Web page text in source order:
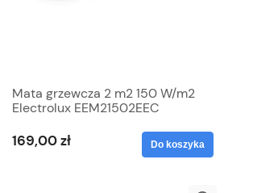
Mata grzewcza 2 m2 150 W/m2
Electrolux EEM21502EEC
169,00 zł Do koszyka